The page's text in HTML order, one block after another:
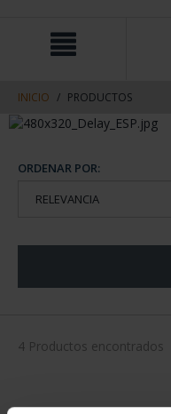
contenido
navegacin
INICIO PRODUCTOS
ORDENAR POR:
4 Productos encontrados